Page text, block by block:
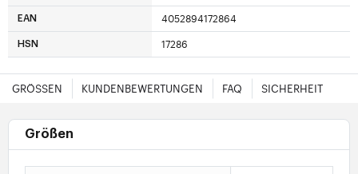
EAN 4052894172864
HSN 17286
GRÖSSEN KUNDENBEWERTUNGEN FAQ SICHERHEIT
Größen